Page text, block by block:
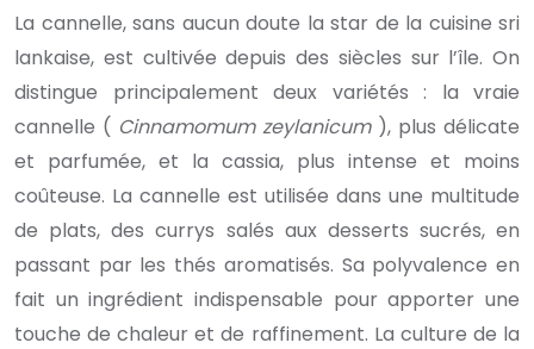
La cannelle, sans aucun doute la star de la cuisine sri
lankaise, est cultivée depuis des siècles sur l’île. On
distingue principalement deux variétés : la vraie
cannelle ( Cinnamomum zeylanicum ), plus délicate
et parfumée, et la cassia, plus intense et moins
coûteuse. La cannelle est utilisée dans une multitude
de plats, des currys salés aux desserts sucrés, en
passant par les thés aromatisés. Sa polyvalence en
fait un ingrédient indispensable pour apporter une
touche de chaleur et de raffinement. La culture de la